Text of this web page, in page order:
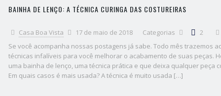
BAINHA DE LENÇO: A TÉCNICA CURINGA DAS COSTUREIRAS
Casa Boa Vista 17 de maio de 2018 Categorias
2
Se você acompanha nossas postagens já sabe. Todo mês trazemos
técnicas infalíveis para você melhorar o acabamento de suas peças.
uma bainha de lenço, uma técnica prática e que deixa qualquer peça
Em quais casos é mais usada? A técnica é muito usada […]